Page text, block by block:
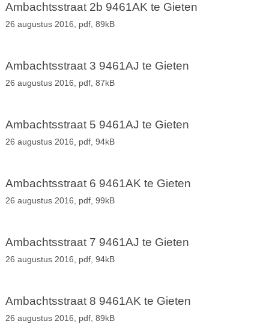
Ambachtsstraat 2b 9461AK te Gieten
26 augustus 2016, pdf, 89kB
Ambachtsstraat 3 9461AJ te Gieten
26 augustus 2016, pdf, 87kB
Ambachtsstraat 5 9461AJ te Gieten
26 augustus 2016, pdf, 94kB
Ambachtsstraat 6 9461AK te Gieten
26 augustus 2016, pdf, 99kB
Ambachtsstraat 7 9461AJ te Gieten
26 augustus 2016, pdf, 94kB
Ambachtsstraat 8 9461AK te Gieten
26 augustus 2016, pdf, 89kB